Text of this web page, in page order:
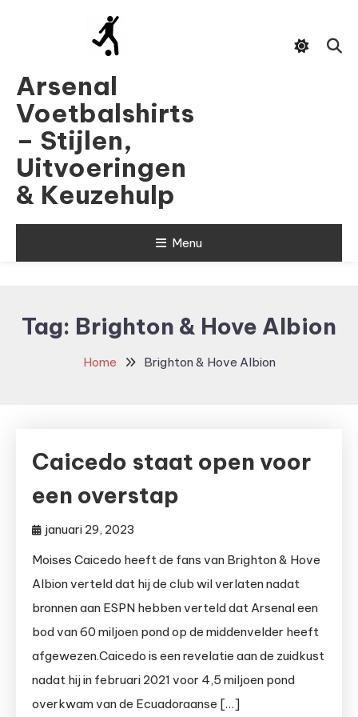
Arsenal
Voetbalshirts
– Stijlen,
Uitvoeringen
& Keuzehulp
Menu
Tag: Brighton & Hove Albion
Home Brighton & Hove Albion
Caicedo staat open voor
een overstap
januari 29, 2023
Moises Caicedo heeft de fans van Brighton & Hove
Albion verteld dat hij de club wil verlaten nadat
bronnen aan ESPN hebben verteld dat Arsenal een
bod van 60 miljoen pond op de middenvelder heeft
afgewezen.Caicedo is een revelatie aan de zuidkust
nadat hij in februari 2021 voor 4,5 miljoen pond
overkwam van de Ecuadoraanse […]